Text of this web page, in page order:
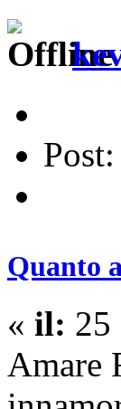
Quanto
« il: 25
Amare